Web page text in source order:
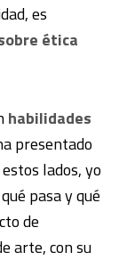
es
ética
habilidades
presentado
lados, yo
pasa y qué
de
arte, con su